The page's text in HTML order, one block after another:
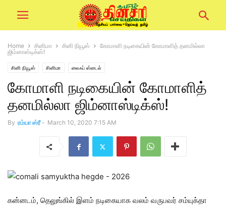
Home சினிமா சினி நியூஸ்
கோமாளி நடிகையின் கோமாளித் தனமில்லா
ஜிம்னாஸ்டிக்ஸ்!
சினி நியூஸ் சினிமா லைஃப் ஸ்டைல்
கோமாளி நடிகையின் கோமாளித்
தனமில்லா ஜிம்னாஸ்டிக்ஸ்!
By ரம்யா ஸ்ரீ - March 10, 2020 7:15 AM
கன்னடம், தெலுங்கில் இளம் நடிகையாக வலம் வருபவர் சம்யுக்தா